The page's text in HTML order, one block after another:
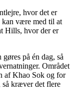
hvor det er
være med til at
Hills, hvor der er
på én dag, så
Området
af Khao Sok og for
så kræver det flere